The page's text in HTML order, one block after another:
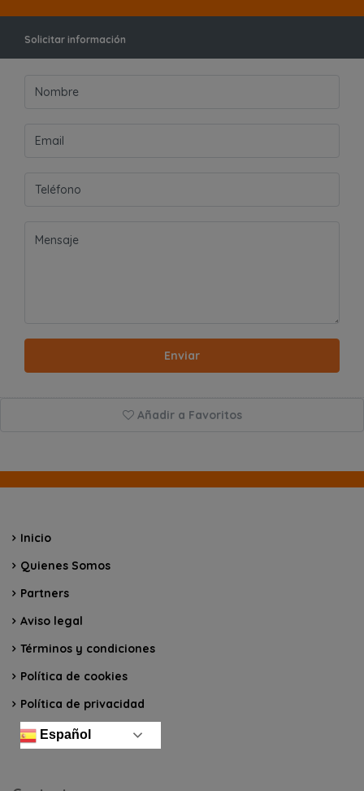
Solicitar información
Enviar
Añadir a Favoritos
Inicio
Quienes Somos
Partners
Aviso legal
Términos y condiciones
Política de cookies
Política de privacidad
Español